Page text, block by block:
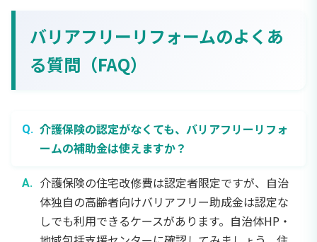
バリアフリーリフォームのよくあ
る質問（FAQ）
介護保険の認定がなくても、バリアフリーリフォ
ームの補助金は使えますか？
介護保険の住宅改修費は認定者限定ですが、自治
体独自の高齢者向けバリアフリー助成金は認定な
しでも利用できるケースがあります。自治体HP・